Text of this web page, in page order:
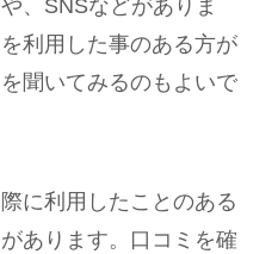
、SNSなどがありま
利用した事のある方が
聞いてみるのもよいで
に利用したことのある
あります。口コミを確